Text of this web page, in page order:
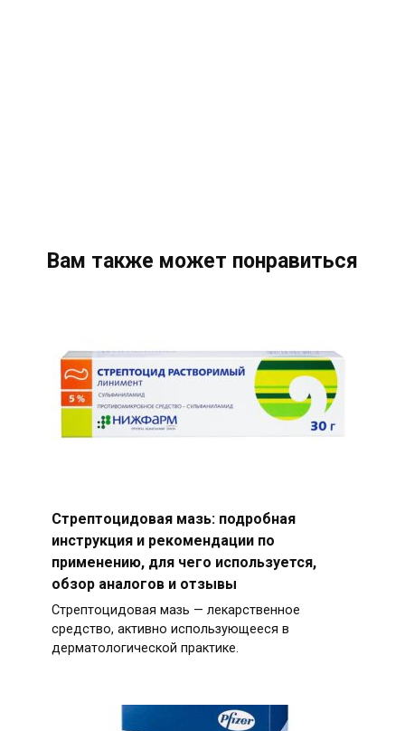
Вам также может понравиться
Стрептоцидовая мазь: подробная
инструкция и рекомендации по
применению, для чего используется,
обзор аналогов и отзывы
Стрептоцидовая мазь — лекарственное
средство, активно использующееся в
дерматологической практике.